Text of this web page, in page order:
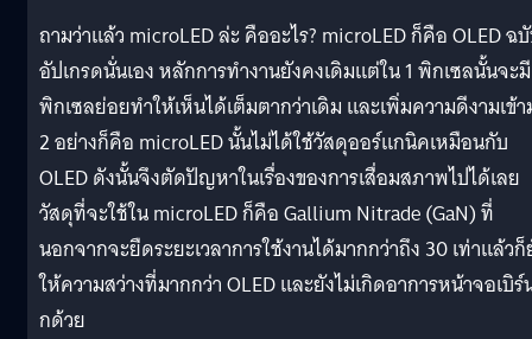
ถามว่าแล้ว microLED ล่ะ คืออะไร? microLED ก็คือ OLED ฉ
อัปเกรดนั่นเอง หลักการทำงานยังคงเดิมแต่ใน 1 พิกเซลนั้นจะ
พิกเซลย่อยทำให้เห็นได้เต็มตากว่าเดิม และเพิ่มความดีงามเข้
2 อย่างก็คือ microLED นั้นไม่ได้ใช้วัสดุออร์แกนิคเหมือนกับ
OLED ดังนั้นจึงตัดปัญหาในเรื่องของการเสื่อมสภาพไปได้เลย
วัสดุที่จะใช้ใน microLED ก็คือ Gallium Nitrade (GaN) ที่
นอกจากจะยืดระยะเวลาการใช้งานได้มากกว่าถึง 30 เท่าแล้ว
ให้ความสว่างที่มากกว่า OLED และยังไม่เกิดอาการหน้าจอเบิ
กด้วย